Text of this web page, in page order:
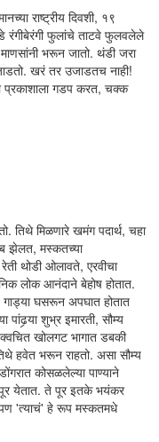
राष्ट्रीय दिवशी, १९
फुलांचे ताटवे फुलवलेले
भरून जातो. थंडी जरा
खरं तर उजाडतच नाही!
प्रकाशाला गडप करत, चक्क
तिथे मिळणारे खमंग पदार्थ, चहा
झेलत, मस्कतच्या
रेती थोडी ओलावते, एरवीचा
लोक आनंदाने बेहोष होतात.
गाड्या घसरून अपघात होतात
पांढर्‍या शुभ्र इमारती, सौम्य
क्वचित खोलगट भागात डबकी
हवेत भरून राहतो. असा सौम्य
कोसळलेल्या पाण्याने
पूर येतात. ते पूर इतके भयंकर
पण 'त्याचं' हे रूप मस्कतमधे